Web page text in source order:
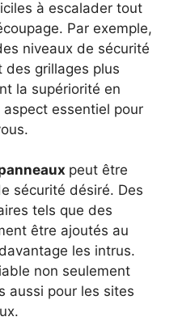
à escalader tout
Par exemple,
niveaux de sécurité
des grillages plus
la supériorité en
essentiel pour
peut être
sécurité désiré. Des
tels que des
être ajoutés au
les intrus.
non seulement
aussi pour les sites